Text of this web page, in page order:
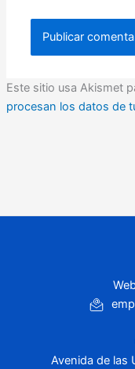
Este sitio usa Akismet
procesan los datos de
Avenida de las